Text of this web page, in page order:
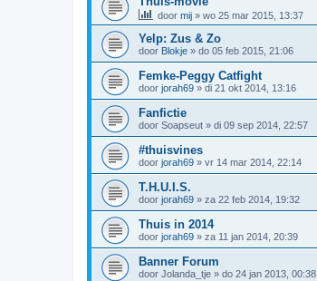
door mij » wo 25 mar 2015, 13:37
Yelp: Zus & Zo
door Blokje » do 05 feb 2015, 21:06
Femke-Peggy Catfight
door jorah69 » di 21 okt 2014, 13:16
Fanfictie
door Soapseut » di 09 sep 2014, 22:57
#thuisvines
door jorah69 » vr 14 mar 2014, 22:14
T.H.U.I.S.
door jorah69 » za 22 feb 2014, 19:32
Thuis in 2014
door jorah69 » za 11 jan 2014, 20:39
Banner Forum
door Jolanda_tje » do 24 jan 2013, 00:38